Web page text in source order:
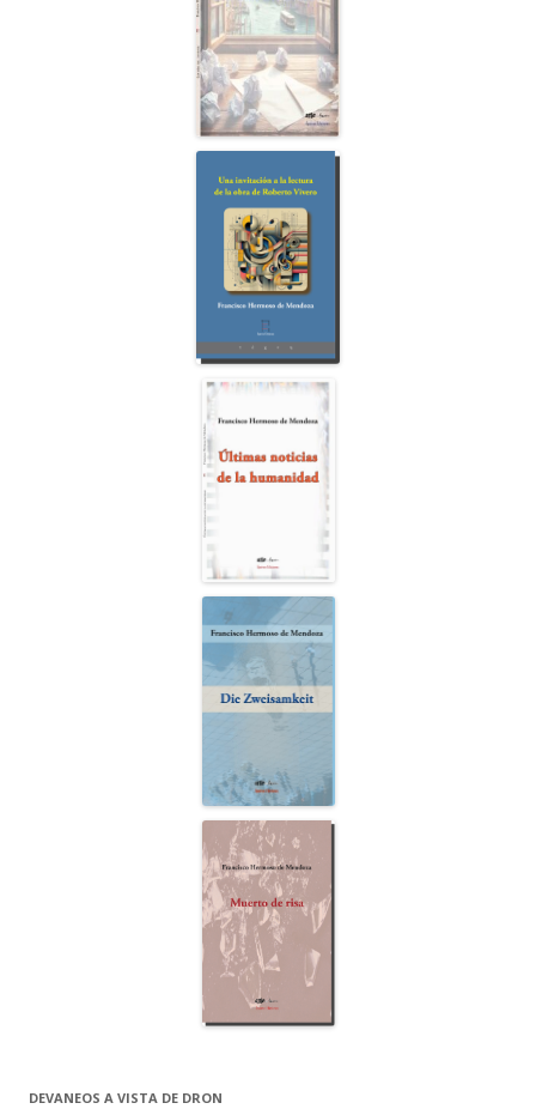
DEVANEOS A VISTA DE DRON